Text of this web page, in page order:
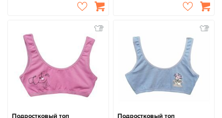
Подростковый топ Подростковый топ